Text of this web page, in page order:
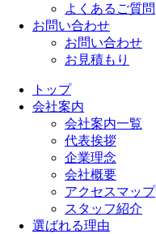
よくあるご質問
お問い合わせ
お問い合わせ
お見積もり
トップ
会社案内
会社案内一覧
代表挨拶
企業理念
会社概要
アクセスマップ
スタッフ紹介
選ばれる理由